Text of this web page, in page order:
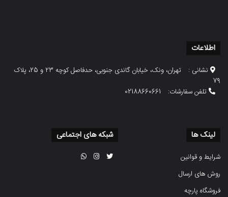
اطلاعات
نشانی :
تهران، ونک، خیابان گاندی جنوبی، حدفاصل کوچه 23 و 25، پلاک
79
تلفن سفارشات:
02188660661
لینک ها
شرایط و قوانین
روش های ارسال
فروشگاه پارچه
شبکه های اجتماعی